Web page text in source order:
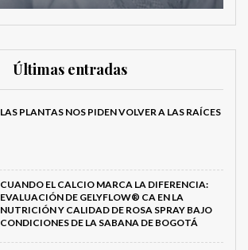
Últimas entradas
LAS PLANTAS NOS PIDEN VOLVER A LAS RAÍCES
CUANDO EL CALCIO MARCA LA DIFERENCIA:
EVALUACIÓN DE GELYFLOW® CA EN LA
NUTRICIÓN Y CALIDAD DE ROSA SPRAY BAJO
CONDICIONES DE LA SABANA DE BOGOTÁ